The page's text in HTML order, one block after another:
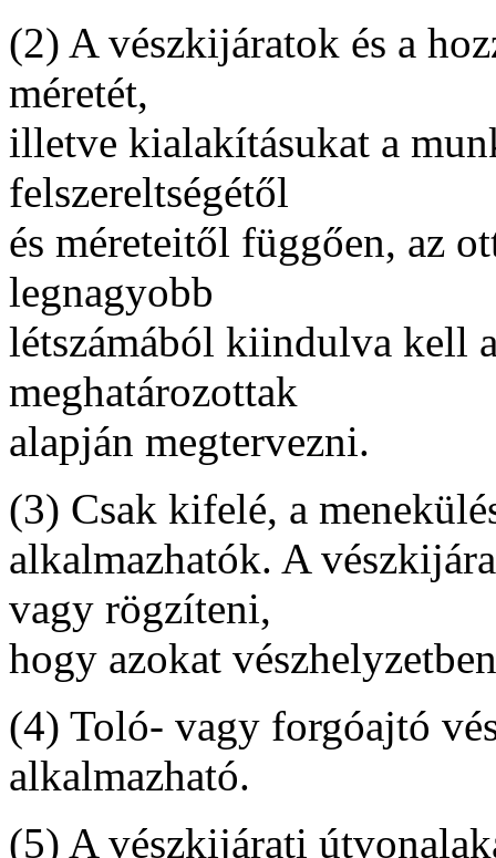
(2) A vészkijáratok és a
méretét,
illetve kialakításukat a
felszereltségétől
és méreteitől függően, az
legnagyobb
létszámából kiindulva kell
meghatározottak
alapján megtervezni.
(3) Csak kifelé, a
alkalmazhatók. A
vagy rögzíteni,
hogy azokat
(4) Toló- vagy forgóajtó
alkalmazható.
(5) A vészkijárati